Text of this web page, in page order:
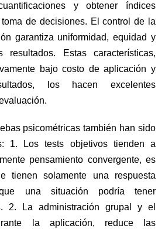
y obtener índices
de decisiones. El control de la
garantiza uniformidad, equidad y
Estas características,
bajo costo de aplicación y
los hacen excelentes
psicométricas también han sido
1. Los tests objetivos tienden a
pensamiento convergente, es
tienen solamente una respuesta
una situación podría tener
2. La administración grupal y el
la aplicación, reduce las